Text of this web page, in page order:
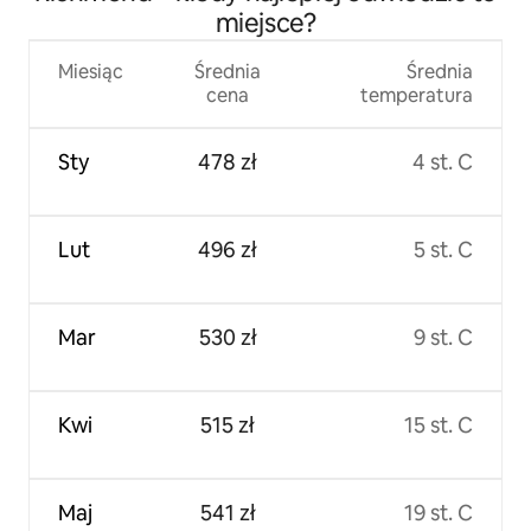
miejsce?
Miesiąc
Sty
Lut
Mar
Kwi
Maj
Średnia
cena
478 zł
496 zł
530 zł
515 zł
541 zł
Średnia
temperatura
4 st. C
5 st. C
9 st. C
15 st. C
19 st. C